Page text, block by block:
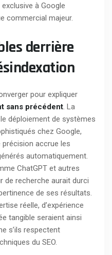
à Google
commercial majeur.
derrière
pour expliquer
sans précédent. La
déploiement de systèmes
chez Google,
accrue les
automatiquement.
ChatGPT et autres
de recherche aurait durci
de ses résultats.
réelle, d’expérience
tangible seraient ainsi
s’ils respectent
du SEO.